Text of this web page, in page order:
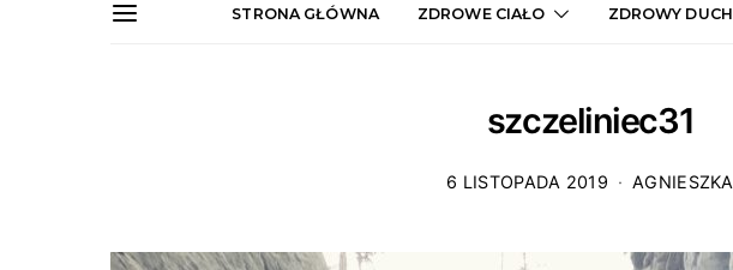
STRONA GŁÓWNA ZDROWE CIAŁO ZDROWY DUCH
szczeliniec31
6 LISTOPADA 2019 AGNIESZKA